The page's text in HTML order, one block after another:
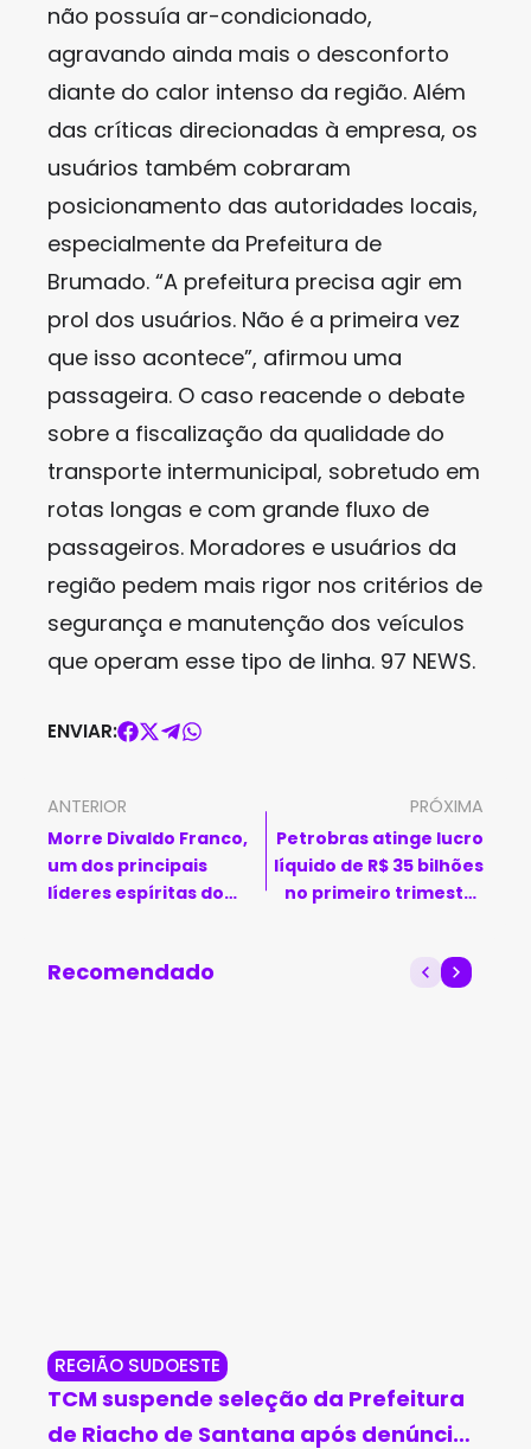
não possuía ar-condicionado,
agravando ainda mais o desconforto
diante do calor intenso da região. Além
das críticas direcionadas à empresa, os
usuários também cobraram
posicionamento das autoridades locais,
especialmente da Prefeitura de
Brumado. “A prefeitura precisa agir em
prol dos usuários. Não é a primeira vez
que isso acontece”, afirmou uma
passageira. O caso reacende o debate
sobre a fiscalização da qualidade do
transporte intermunicipal, sobretudo em
rotas longas e com grande fluxo de
passageiros. Moradores e usuários da
região pedem mais rigor nos critérios de
segurança e manutenção dos veículos
que operam esse tipo de linha. 97 NEWS.
ENVIAR:
ANTERIOR
Morre Divaldo Franco,
um dos principais
líderes espíritas do
PRÓXIMA
Petrobras atinge lucro
líquido de R$ 35 bilhões
no primeiro trimestre
Recomendado
REGIÃO SUDOESTE
TCM suspende seleção da Prefeitura
de Riacho de Santana após denúncia